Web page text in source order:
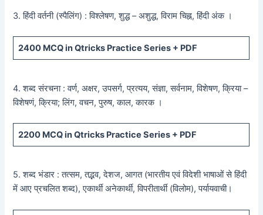
3. हिंदी वर्तनी (स्पैलिंग) : विश्लेषण, शुद्ध – अशुद्ध, विराम चिह्न, हिंदी अंक ।
2400 MCQ in Qtricks Practice Series + PDF
4. शब्द संरचना : वर्ण, अक्षर, उपसर्ग, प्रत्यय, संज्ञा, सर्वनाम, विशेषण, क्रिया –
विशेषणं, क्रिया; लिंग, वचन, पुरुष, काल, कारक ।
2200 MCQ in Qtricks Practice Series + PDF
5. शब्द भंडार : तत्सम, तद्भव, देशज, आगत (भारतीय एवं विदेशी भाषाओं से हिंदी
में आए प्रचलित शब्द), एकार्थी अनेकार्थी, विपरीतार्थी (विलोम), पर्यायवाची।